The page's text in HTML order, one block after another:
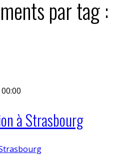
par tag :
à Strasbourg